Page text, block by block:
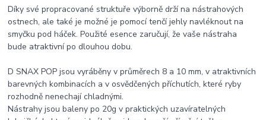
Díky své propracované struktuře výborně drží na nástrahových
ostnech, ale také je možné je pomocí tenčí jehly navléknout na
smyčku pod háček. Použité esence zaručují, že vaše nástraha
bude atraktivní po dlouhou dobu.
D SNAX POP jsou vyráběny v průměrech 8 a 10 mm, v atraktivních
barevných kombinacích a v osvědčených příchutích, které ryby
rozhodně nenechají chladnými.
Nástrahy jsou baleny po 20g v praktických uzavíratelných